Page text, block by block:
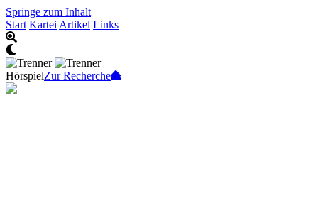
Springe zum Inhalt
Start Kartei Artikel Links
HörspielZur Recherche